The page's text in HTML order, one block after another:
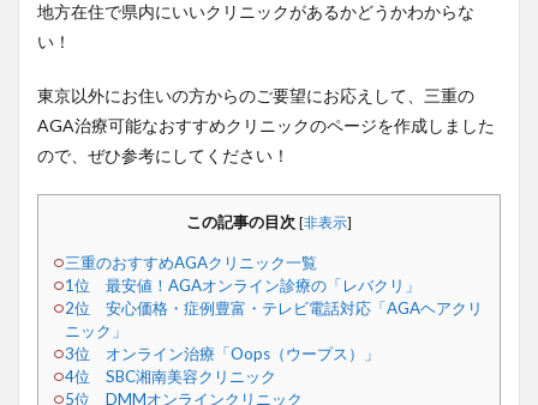
地方在住で県内にいいクリニックがあるかどうかわからな
い！
東京以外にお住いの方からのご要望にお応えして、三重の
AGA治療可能なおすすめクリニックのページを作成しました
ので、ぜひ参考にしてください！
この記事の目次 [非表示]
三重のおすすめAGAクリニック一覧
1位 最安値！AGAオンライン診療の「レバクリ」
2位 安心価格・症例豊富・テレビ電話対応「AGAヘアクリ
ニック」
3位 オンライン治療「Oops（ウープス）」
4位 SBC湘南美容クリニック
5位 DMMオンラインクリニック